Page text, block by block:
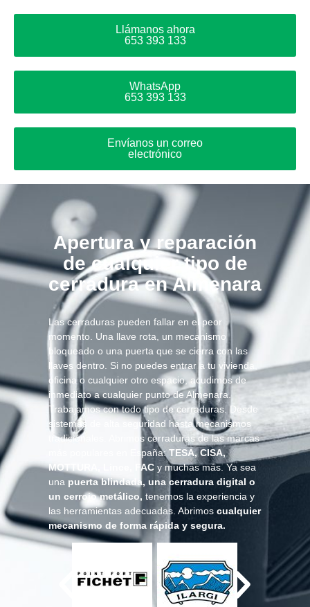
Llámanos ahora
653 393 133
WhatsApp
653 393 133
Envíanos un correo
electrónico
Apertura y reparación
de cualquier tipo de
cerradura en Almenara
Las cerraduras pueden fallar en el peor
momento. Una llave rota, un mecanismo
bloqueado o una puerta que se cierra con las
llaves dentro. Si no puedes entrar a tu vivienda,
oficina o cualquier otro espacio, acudimos de
inmediato a cualquier punto de Almenara.
Trabajamos con todo tipo de cerraduras. Desde
sistemas de alta seguridad hasta mecanismos
tradicionales. Abrimos cerraduras de las marcas
más populares en España: TESA, CISA,
MOTTURA, Lince, FAC y muchas más. Ya sea
una puerta blindada, una cerradura digital o
un cerrojo metálico, tenemos la experiencia y
las herramientas adecuadas. Abrimos cualquier
mecanismo de forma rápida y segura.